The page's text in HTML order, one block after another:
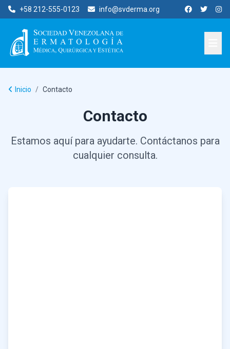
+58 212-555-0123 info@svderma.org
Inicio / Contacto
Contacto
Estamos aquí para ayudarte. Contáctanos para
cualquier consulta.